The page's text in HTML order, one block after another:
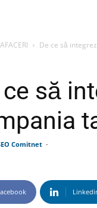
AFACERI De ce să
ce să
Comitnet -